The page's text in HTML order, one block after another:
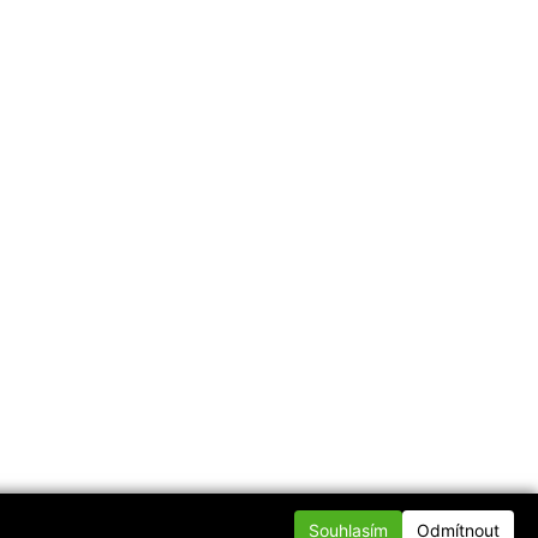
Souhlasím Odmítnout